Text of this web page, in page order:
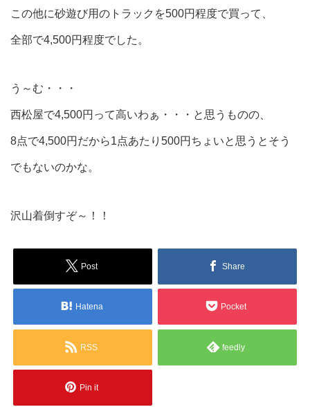
この他に砂遊び用のトラックを500円程度で買って、
全部で4,500円程度でした。
う～む・・・
西松屋で4,500円って高いわぁ・・・と思うものの、
8点で4,500円だから1点あたり500円ちょいと思うとそう
でもないのかな。
沢山着倒すぞ～！！
Post Share
Hatena Pocket
RSS feedly
Pin it